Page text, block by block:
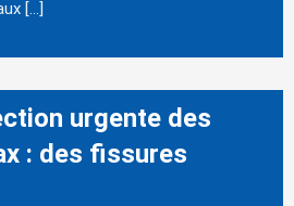
[…]
urgente des
: des fissures